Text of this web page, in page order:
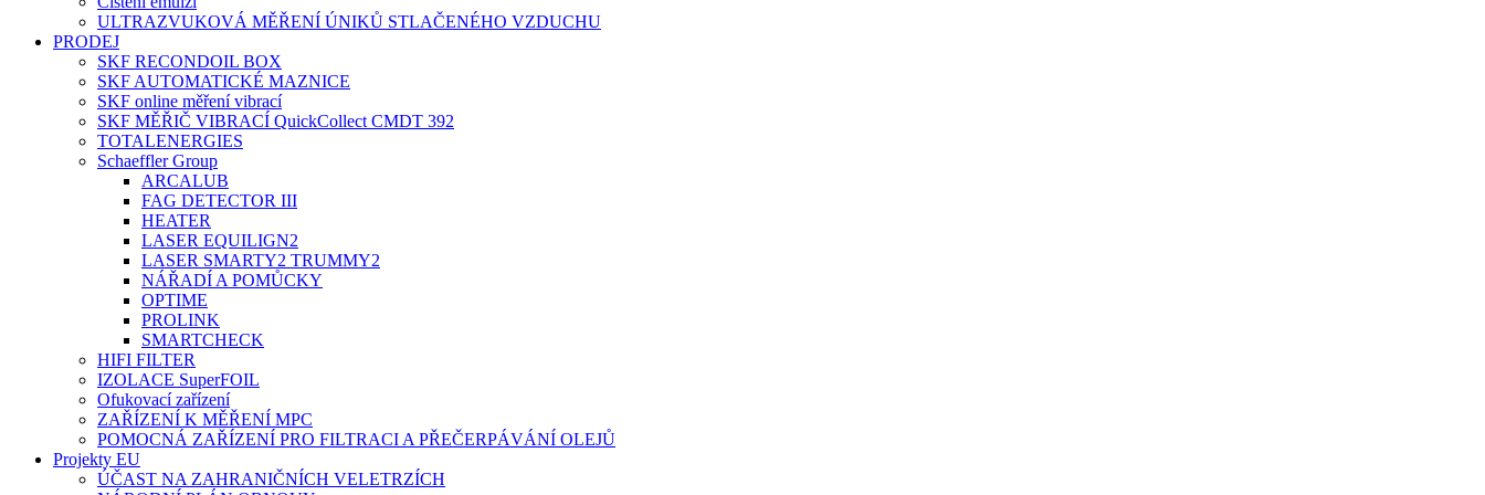
ULTRAZVUKOVÁ MĚŘENÍ ÚNIKŮ STLAČENÉHO VZDUCHU
PRODEJ
SKF RECONDOIL BOX
SKF AUTOMATICKÉ MAZNICE
SKF online měření vibrací
SKF MĚŘIČ VIBRACÍ QuickCollect CMDT 392
TOTALENERGIES
Schaeffler Group
ARCALUB
FAG DETECTOR III
HEATER
LASER EQUILIGN2
LASER SMARTY2 TRUMMY2
NÁŘADÍ A POMŮCKY
OPTIME
PROLINK
SMARTCHECK
HIFI FILTER
IZOLACE SuperFOIL
Ofukovací zařízení
ZAŘÍZENÍ K MĚŘENÍ MPC
POMOCNÁ ZAŘÍZENÍ PRO FILTRACI A PŘEČERPÁVÁNÍ OLEJŮ
Projekty EU
ÚČAST NA ZAHRANIČNÍCH VELETRZÍCH